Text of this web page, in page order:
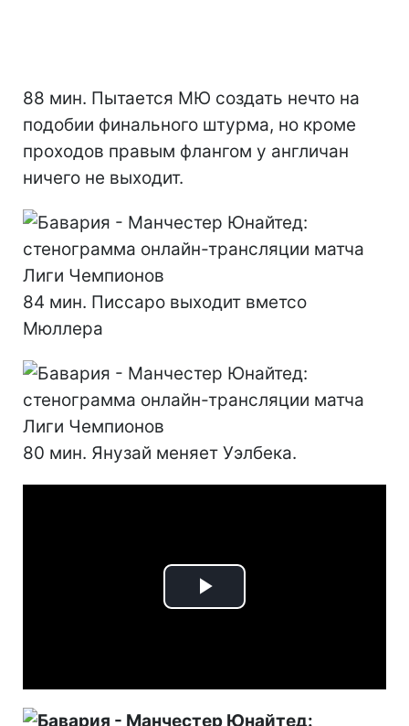
88 мин. Пытается МЮ создать нечто на
подобии финального штурма, но кроме
проходов правым флангом у англичан
ничего не выходит.
84 мин. Писсаро выходит вметсо
Мюллера
80 мин. Янузай меняет Уэлбека.
Play